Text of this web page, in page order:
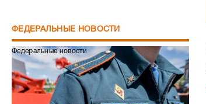
ФЕДЕРАЛЬНЫЕ НОВОСТИ
Федеральные новости